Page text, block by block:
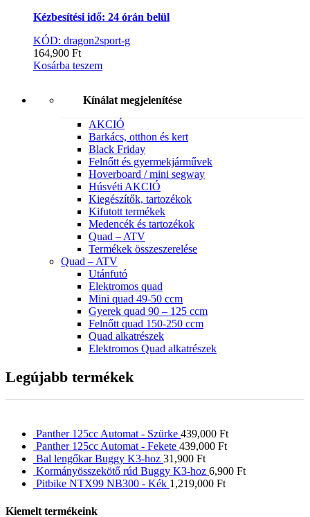
Kézbesítési idő: 24 órán belül
KÓD: dragon2sport-g
164,900 Ft
Kosárba teszem
Kínálat megjelenítése
AKCIÓ
Barkács, otthon és kert
Black Friday
Felnőtt és gyermekjárművek
Hoverboard / mini segway
Húsvéti AKCIÓ
Kiegészítők, tartozékok
Kifutott termékek
Medencék és tartozékok
Quad – ATV
Termékek összeszerelése
Quad – ATV
Utánfutó
Elektromos quad
Mini quad 49-50 ccm
Gyerek quad 90 – 125 ccm
Felnőtt quad 150-250 ccm
Quad alkatrészek
Elektromos Quad alkatrészek
Legújabb termékek
Panther 125cc Automat - Szürke 439,000 Ft
Panther 125cc Automat - Fekete 439,000 Ft
Bal lengőkar Buggy K3-hoz 31,900 Ft
Kormányösszekötő rúd Buggy K3-hoz 6,900 Ft
Pitbike NTX99 NB300 - Kék 1,219,000 Ft
Kiemelt termékeink